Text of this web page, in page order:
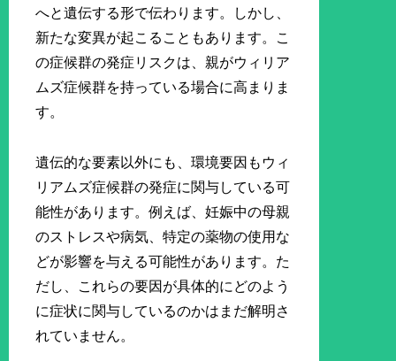
へと遺伝する形で伝わります。しかし、
新たな変異が起こることもあります。こ
の症候群の発症リスクは、親がウィリア
ムズ症候群を持っている場合に高まりま
す。
遺伝的な要素以外にも、環境要因もウィ
リアムズ症候群の発症に関与している可
能性があります。例えば、妊娠中の母親
のストレスや病気、特定の薬物の使用な
どが影響を与える可能性があります。た
だし、これらの要因が具体的にどのよう
に症状に関与しているのかはまだ解明さ
れていません。